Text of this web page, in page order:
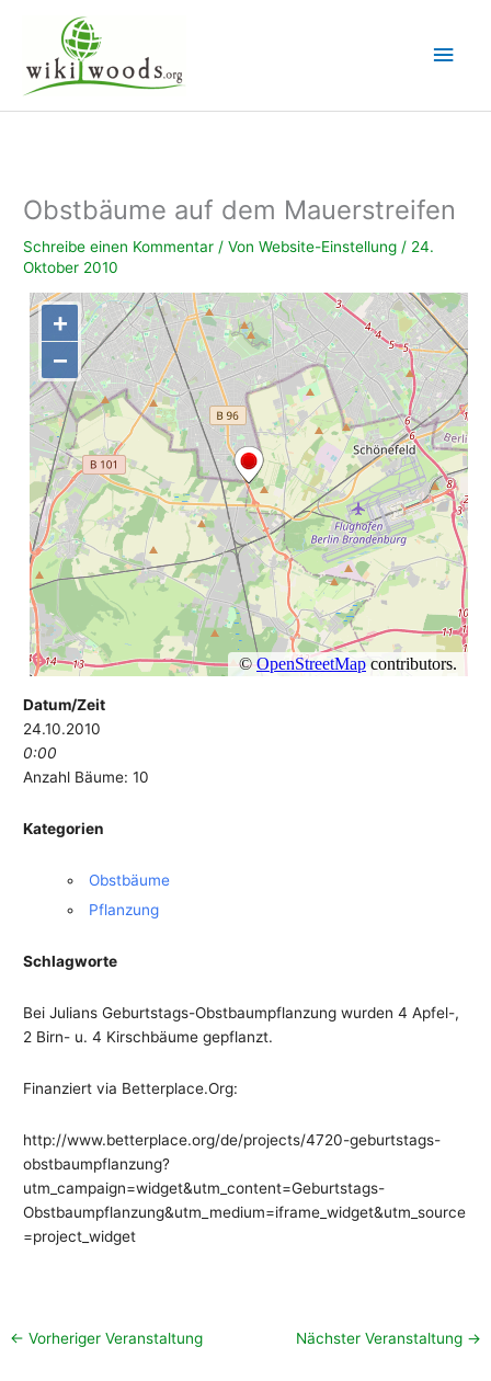
springen
Obstbäume auf dem Mauerstreifen
Schreibe einen Kommentar / VonWebsite-Einstellung / 24.
Oktober 2010
Datum/Zeit
24.10.2010
0:00
Anzahl Bäume: 10
Kategorien
Obstbäume
Pflanzung
Schlagworte
Bei Julians Geburtstags-Obstbaumpflanzung wurden 4 Apfel-,
2 Birn- u. 4 Kirschbäume gepflanzt.
Finanziert via Betterplace.Org:
http://www.betterplace.org/de/projects/4720-geburtstags-
obstbaumpflanzung?
utm_campaign=widget&utm_content=Geburtstags-
Obstbaumpflanzung&utm_medium=iframe_widget&utm_source
=project_widget
← Vorheriger Veranstaltung Nächster Veranstaltung →